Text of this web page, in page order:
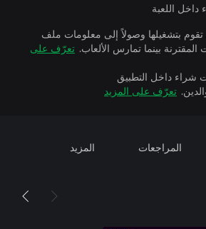
داخل اللعبة
تقوم بتشغيلها وصولاً إلى معلومات ملف
تعرّف على
شراء داخل التطبيق
تعرّف على المزيد
المراجعات المزيد